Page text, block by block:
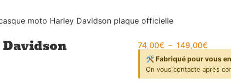
moto Harley Davidson plaque officielle
Davidson 74,00€ – 149,00€
🛠️ Fabriqué pour vous
On vous contacte après